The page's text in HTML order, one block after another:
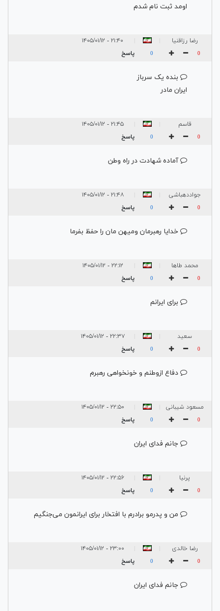
اومد ثبت نام شدم
رضا رزاقنیا ۲۱:۴۰ - ۱۴۰۵/۰۱/۱۲
0
0 پاسخ
بنده یک سرباز
ایران مادر
قاسم ۲۱:۴۵ - ۱۴۰۵/۰۱/۱۲
0
0 پاسخ
آماده شهادت در راه وطن
جواددهباشی ۲۱:۴۸ - ۱۴۰۵/۰۱/۱۲
0
0 پاسخ
خدایا رهبرمان ومیهن مان را حفظ بفرما
محمد طاها
جهانگیری
۲۲:۱۲ - ۱۴۰۵/۰۱/۱۲
0
0 پاسخ
برای ایرانم
سعید ۲۲:۳۷ - ۱۴۰۵/۰۱/۱۲
0
0 پاسخ
دفاع ازوطنم و خونخواهی رهبرم
مسعود شیبانی
نیا
۲۲:۵۰ - ۱۴۰۵/۰۱/۱۲
0
0 پاسخ
جانم فدای ایران
پرنیا ۲۲:۵۶ - ۱۴۰۵/۰۱/۱۲
0
0 پاسخ
من و پدرمو برادرم با افتخار برای ایرانمون می‌جنگیم
رضا خالدی
سردشتی
۲۳:۰۰ - ۱۴۰۵/۰۱/۱۲
0
0 پاسخ
جانم فدای ایران